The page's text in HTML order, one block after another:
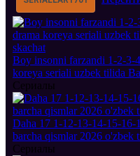
Boy insonni farzandi 1-2-3-
koreya seriali uzbek tilida
Сериалы
Daha 17 1-12-13-14-15-
barcha qismlar 2026 o'zbek
Сериалы